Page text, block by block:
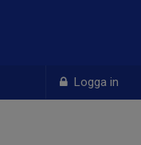
Logga in